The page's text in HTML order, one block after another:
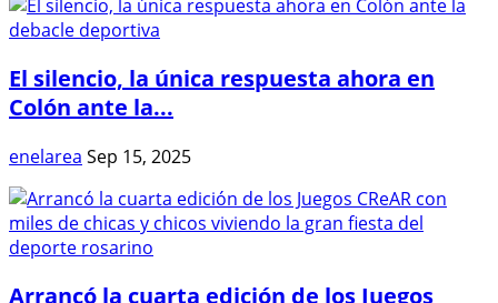
El silencio, la única respuesta ahora en
Colón ante la...
enelarea Sep 15, 2025
Arrancó la cuarta edición de los Juegos